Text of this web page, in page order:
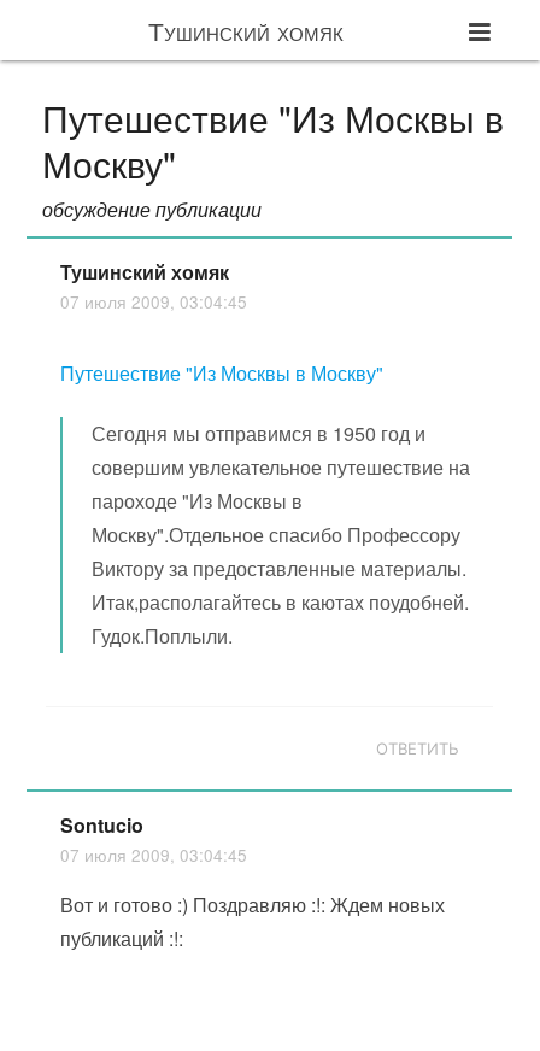
Тушинский хомяк
Путешествие "Из Москвы в
Москву"
обсуждение публикации
Тушинский хомяк
07 июля 2009, 03:04:45
Путешествие "Из Москвы в Москву"
Сегодня мы отправимся в 1950 год и
совершим увлекательное путешествие на
пароходе "Из Москвы в
Москву".Отдельное спасибо Профессору
Виктору за предоставленные материалы.
Итак,располагайтесь в каютах поудобней.
Гудок.Поплыли.
ОТВЕТИТЬ
Sontucio
07 июля 2009, 03:04:45
Вот и готово :) Поздравляю :!: Ждем новых
публикаций :!: